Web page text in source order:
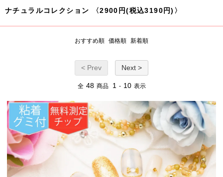
ナチュラルコレクション 〈2900円(税込3190円)〉
おすすめ順 価格順 新着順
< Prev Next >
全 48 商品 1 - 10 表示